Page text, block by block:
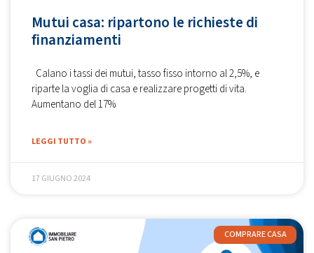
Mutui casa: ripartono le richieste di
finanziamenti
Calano i tassi dei mutui, tasso fisso intorno al 2,5%, e
riparte la voglia di casa e realizzare progetti di vita.
Aumentano del 17%
LEGGI TUTTO »
17 GIUGNO 2024
COMPRARE CASA